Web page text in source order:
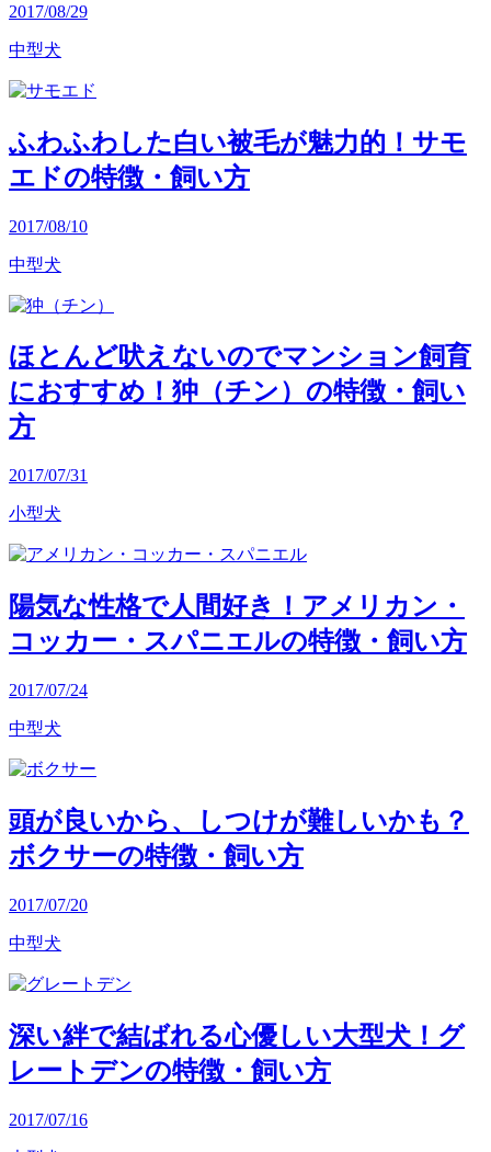
2017/08/29
中型犬
ふわふわした白い被毛が魅力的！サモ
エドの特徴・飼い方
2017/08/10
中型犬
ほとんど吠えないのでマンション飼育
におすすめ！狆（チン）の特徴・飼い
方
2017/07/31
小型犬
陽気な性格で人間好き！アメリカン・
コッカー・スパニエルの特徴・飼い方
2017/07/24
中型犬
頭が良いから、しつけが難しいかも？
ボクサーの特徴・飼い方
2017/07/20
中型犬
深い絆で結ばれる心優しい大型犬！グ
レートデンの特徴・飼い方
2017/07/16